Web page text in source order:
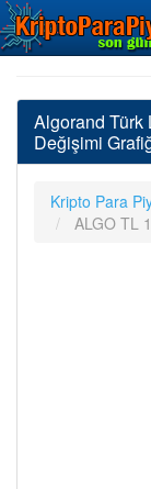
Algorand Türk
Değişimi
Kripto Para
ALGO TL